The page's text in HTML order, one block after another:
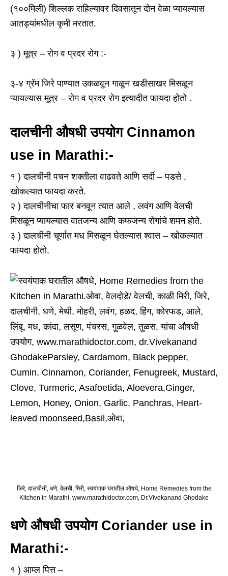
(१००मिली) शिल्लक राहिल्यावर दिवसातून दोन वेळा प्यायल्यास
आतड्यांमधील कृमी मरतात.
३ ) मूत्र – रोग व प्रदर रोग :-
३-४ ग्रॅम जिरे पाण्यात उकळवून गाळून खडीसाखर मिसळून
प्यायल्यास मूत्र – रोग व प्रदर रोग इत्यादीत फायदा होतो .
दालचीनी औषधी उपयोग Cinnamon
use in Marathi:-
१ ) दालचीनी पचन शक्तीला वाढवते आणि सर्दी – पडसे ,
खोकल्यात फायदा करते.
२ ) दालचीनीचा फार बनवून त्यात आले , लवंग आणि वेलची
मिसळून प्यायल्यास वातजन्य आणि कफजन्य रोगांचे शमन होते.
३ ) दालचीनी चूर्णात मध मिसळून घेतल्यास श्वास – खोकल्यात
फायदा होतो.
जिरे, दालचीनी, धणे, वेलची, मिरी, स्वयंपाक घरातील औषधे, Home Remedies from the
Kitchen in Marathi. www.marathidoctor.com, Dr.Vivekanand Ghodake
धणे औषधी उपयोग Coriander use in
Marathi:-
१ ) आम्ल पित्त –